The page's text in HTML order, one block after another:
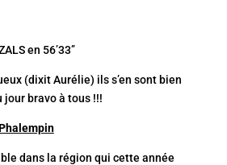
en 56’33’’
(dixit Aurélie) ils s’en sont bien
jour bravo à tous !!!
dans la région qui cette année